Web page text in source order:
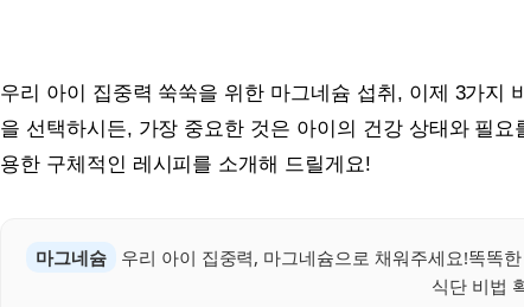
우리 아이 집중력 쑥쑥을 위한 마그네슘 섭취, 이제 3가지
을 선택하시든, 가장 중요한 것은 아이의 건강 상태와 필
용한 구체적인 레시피를 소개해 드릴게요!
마그네슘
우리 아이 집중력, 마그네슘으로 채워주세요!똑똑
식단 비법